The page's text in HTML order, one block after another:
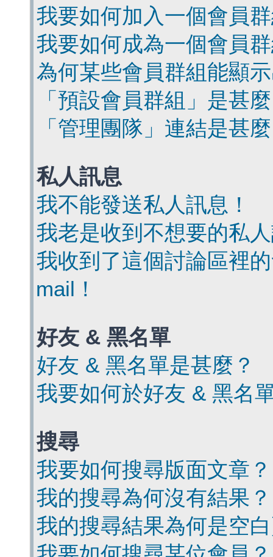
我要如何加入一個會員
我要如何成為一個會員
為何某些會員群組能顯
「預設會員群組」是甚
「管理團隊」連結是甚
私人訊息
我不能發送私人訊息！
我老是收到不想要的私
我收到了這個討論區裡
mail！
好友 & 黑名單
好友 & 黑名單是甚麼？
我要如何於好友 & 黑名
搜尋
我要如何搜尋版面文章？
我的搜尋為何沒有結果？
我的搜尋結果為何是空